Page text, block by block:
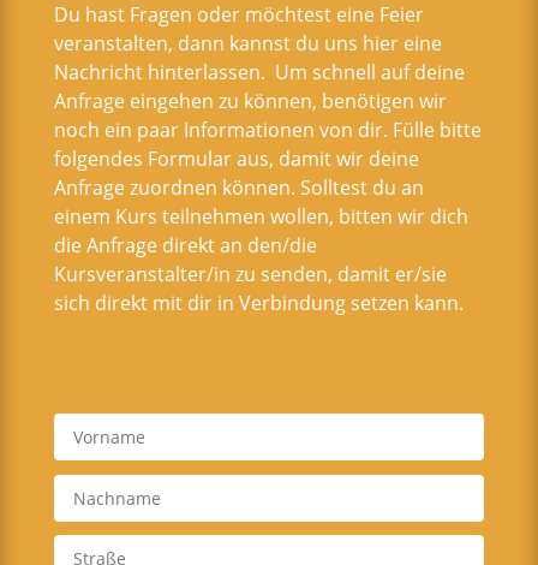
Du hast Fragen oder möchtest eine Feier
veranstalten, dann kannst du uns hier eine
Nachricht hinterlassen. Um schnell auf deine
Anfrage eingehen zu können, benötigen wir
noch ein paar Informationen von dir. Fülle bitte
folgendes Formular aus, damit wir deine
Anfrage zuordnen können. Solltest du an
einem Kurs teilnehmen wollen, bitten wir dich
die Anfrage direkt an den/die
Kursveranstalter/in zu senden, damit er/sie
sich direkt mit dir in Verbindung setzen kann.